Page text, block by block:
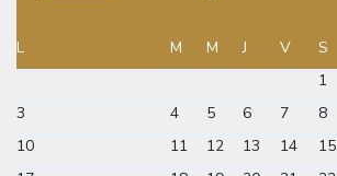
L M M J V S
1
3
4 5 6 7 8
10
11 12 13 14 15